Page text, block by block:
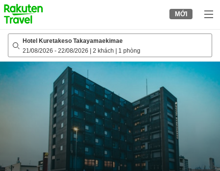
to
top
page
MỚI
Hotel Kuretakeso Takayamaekimae
21/08/2026 - 22/08/2026 2 khách 1 phòng